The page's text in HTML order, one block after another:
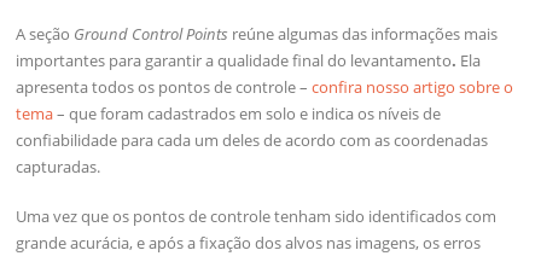
A seção Ground Control Points reúne algumas das informações mais
importantes para garantir a qualidade final do levantamento. Ela
apresenta todos os pontos de controle –confira nosso artigo sobre o
tema– que foram cadastrados em solo e indica os níveis de
confiabilidade para cada um deles de acordo com as coordenadas
capturadas.
Uma vez que os pontos de controle tenham sido identificados com
grande acurácia, e após a fixação dos alvos nas imagens, os erros